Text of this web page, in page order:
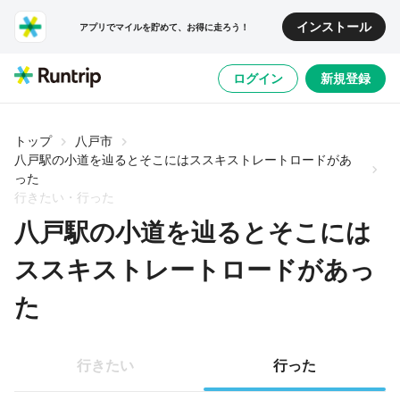
アプリでマイルを貯めて、お得に走ろう！ インストール
ログイン 新規登録
トップ
八戸市
八戸駅の小道を辿るとそこにはススキストレートロードがあ
った
行きたい・行った
八戸駅の小道を辿るとそこには
ススキストレートロードがあっ
た
行きたい 行った